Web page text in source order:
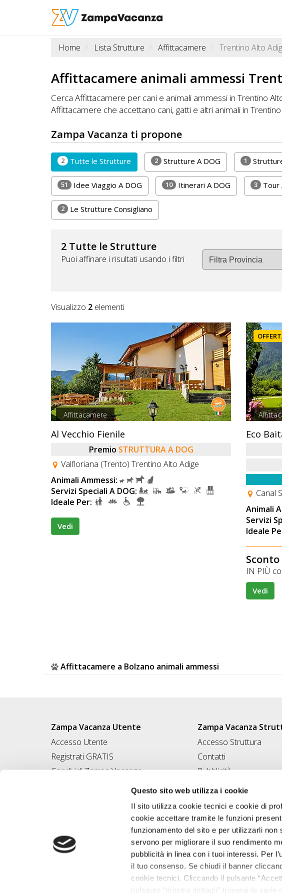
Questo sito web utilizza i cookie
Il sito utilizza cookie tecnici e cookie di
cookie accettare tramite le funzioni
funzionamento del sito e per utilizzarli
servono per migliorare il suo rendimento
pubblicità in linea con i tuoi interessi. Per
il tuo consenso. Se chiudi il banner
cookie tecnici. Cliccando il pulsante
pulsante “mostra dettagli” troverai le
STRUTTURE
LUOGHI
OFFERTE
CODICE
SCONTO
Video
Tutorial
Inserisci
Attività
Home Lista Strutture Affittacamere Trentino Alto
Affittacamere animali ammessi
Cerca Affittacamere per cani e animali ammessi in Trentino
Affittacamere che accettano cani, gatti e altri animali in
Zampa Vacanza ti propone
2 Tutte le Strutture 2 Strutture A DOG 1
51 Idee Viaggio A DOG 10 Itinerari A DOG 3 Tour
2 Le Strutture Consigliano
2 Tutte le Strutture
Puoi affinare i risultati usando i filtri
Visualizzo 2 elementi
Affittacamere
Al Vecchio Fienile
Premio STRUTTURA A DOG
Valfloriana (Trento) Trentino Alto Adige
Animali Ammessi:
Servizi Speciali A DOG:
Ideale Per:
Vedi
Eco
Canal
Animali
Servizi
Ideale
Sconto
IN PIÙ
Vedi
Affittacamere a Bolzano animali ammessi
Zampa Vacanza Utente
Accesso Utente
Registrati GRATIS
Condividi Zampa Vacanza
Campagna Contro l'Abbandono
Zampa Vacanza
Accesso Struttura
Contatti
Pubblicità
Iscrivi Struttura